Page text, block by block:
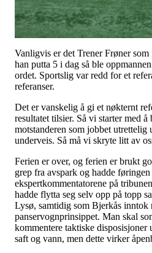
Vanligvis er det Trener Frøner
han putta 5 i dag så ble
ordet. Sportslig var redd for et
referanser.
Det er vanskelig å gi et nøkternt
resultatet tilsier. Så vi starter med
motstanderen som jobbet utrettelig
underveis. Så må vi skryte litt av
Ferien er over, og ferien er brukt
grep fra avspark og hadde
ekspertkommentatorene på
hadde flytta seg selv opp på topp
Lysø, samtidig som Bjerkås inntok
panservognprinsippet. Man skal
kommentere taktiske
saft og vann, men dette virker